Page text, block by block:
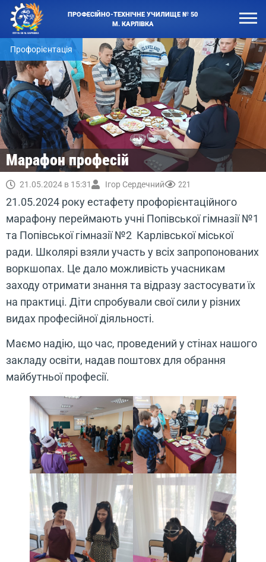
ПРОФЕСІЙНО-ТЕХНІЧНЕ УЧИЛИЩЕ № 50
М. КАРЛІВКА
Профорієнтація
Марафон професій
21.05.2024 в 15:31 Ігор Сердечний 221
21.05.2024 року естафету профорієнтаційного
марафону переймають учні Попівської гімназії №1
та Попівської гімназії №2 Карлівської міської
ради. Школярі взяли участь у всіх запропонованих
воркшопах. Це дало можливість учасникам
заходу отримати знання та відразу застосувати їх
на практиці. Діти спробували свої сили у різних
видах професійної діяльності.
Маємо надію, що час, проведений у стінах нашого
закладу освіти, надав поштовх для обрання
майбутньої професії.